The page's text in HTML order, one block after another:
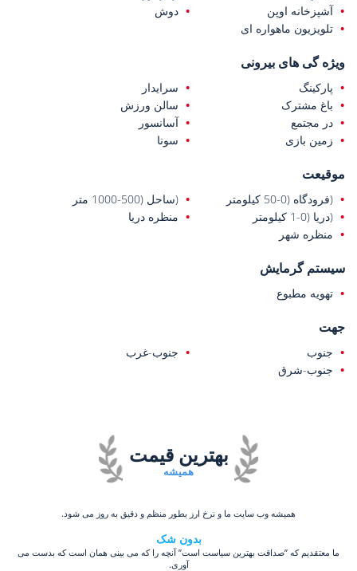
آشپزخانه اوپن
دوش
تلویزیون ماهواره ای
ویژه گی های بیرونی
پارکینگ
سرایدار
باغ مشترک
سالن ورزش
در مجتمع
آسانسور
زمین بازی
سونا
موقیعت
(فرودگاه (0-50 کیلومتر
(ساحل (500-1000 متر
(دریا (0-1 کیلومتر
منظره دریا
منظره شهر
سیستم گرمایش
تهویه مطبوع
جهت
جنوب
جنوب-غرب
جنوب-شرق
همیشه
بهترین قیمت
همیشه وب سایت ما و نرخ ارز بطور منظم و دقیق به روز می شود.
بدون شک
ما معتقدیم که ”صداقت بهترین سیاست است” آنچه را که می بینی همان است که بدست می
آوری.